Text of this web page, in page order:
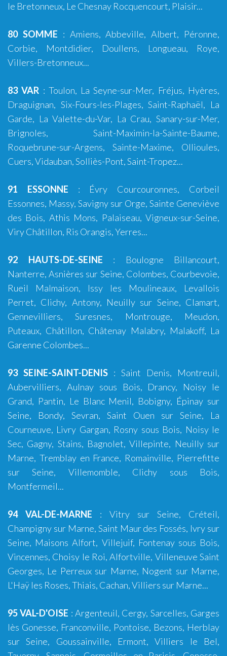
le Bretonneux, Le Chesnay Rocquencourt, Plaisir...
80 SOMME : Amiens,Abbeville,Albert, Péronne,
Corbie, Montdidier, Doullens, Longueau, Roye,
Villers-Bretonneux...
83 VAR : Toulon, La Seyne-sur-Mer, Fréjus, Hyères,
Draguignan, Six-Fours-les-Plages,Saint-Raphaël, La
Garde, La Valette-du-Var, La Crau,Sanary-sur-Mer,
Brignoles, Saint-Maximin-la-Sainte-Baume,
Roquebrune-sur-Argens, Sainte-Maxime, Ollioules,
Cuers,Vidauban, Solliès-Pont,Saint-Tropez...
91 ESSONNE : Évry Courcouronnes, Corbeil
Essonnes, Massy, Savigny sur Orge, Sainte Geneviève
des Bois, Athis Mons, Palaiseau, Vigneux-sur-Seine,
Viry Châtillon, Ris Orangis, Yerres...
92 HAUTS-DE-SEINE : Boulogne Billancourt,
Nanterre, Asnières sur Seine, Colombes, Courbevoie,
Rueil Malmaison, Issy les Moulineaux, Levallois
Perret, Clichy, Antony, Neuilly sur Seine, Clamart,
Gennevilliers, Suresnes, Montrouge, Meudon,
Puteaux, Châtillon, Châtenay Malabry, Malakoff, La
Garenne Colombes...
93 SEINE-SAINT-DENIS : Saint Denis, Montreuil,
Aubervilliers, Aulnay sous Bois, Drancy, Noisy le
Grand, Pantin, Le Blanc Menil, Bobigny, Épinay sur
Seine, Bondy, Sevran, Saint Ouen sur Seine, La
Courneuve, Livry Gargan, Rosny sous Bois, Noisy le
Sec, Gagny, Stains, Bagnolet, Villepinte, Neuilly sur
Marne, Tremblay en France, Romainville, Pierrefitte
sur Seine, Villemomble, Clichy sous Bois,
Montfermeil...
94 VAL-DE-MARNE : Vitry sur Seine, Créteil,
Champigny sur Marne, Saint Maur des Fossés, Ivry sur
Seine, Maisons Alfort, Villejuif, Fontenay sous Bois,
Vincennes, Choisy le Roi, Alfortville, Villeneuve Saint
Georges, Le Perreux sur Marne, Nogent sur Marne,
L'Haÿ les Roses, Thiais, Cachan, Villiers sur Marne...
95 VAL-D'OISE :Argenteuil, Cergy, Sarcelles, Garges
lès Gonesse, Franconville, Pontoise, Bezons, Herblay
sur Seine, Goussainville, Ermont,Villiers le Bel,